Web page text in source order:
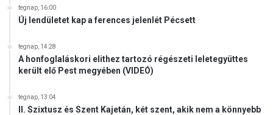
tegnap, 16:00
Új lendületet kap a ferences jelenlét Pécsett
tegnap, 14:28
A honfoglaláskori elithez tartozó régészeti leletegyüttes
került elő Pest megyében (VIDEÓ)
tegnap, 13:04
II. Szixtusz és Szent Kajetán, két szent, akik nem a könnyebb